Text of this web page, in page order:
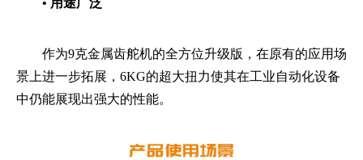
• 用途广泛
作为9克金属齿舵机的全方位升级版，在原有的应用场
景上进一步拓展，6KG的超大扭力使其在工业自动化设备
中仍能展现出强大的性能。